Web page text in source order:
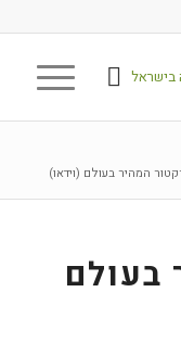
המהיר בעולם (וידאו)
בעולם